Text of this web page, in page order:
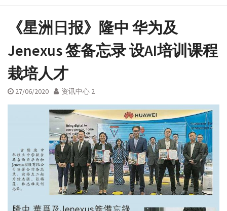
《星洲日报》隆中 华为及
Jenexus 签备忘录 设AI培训课程
栽培人才
27/06/2020 资讯中心 2